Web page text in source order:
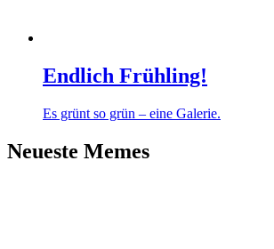
Endlich Frühling!
Es grünt so grün – eine Galerie.
Neueste Memes